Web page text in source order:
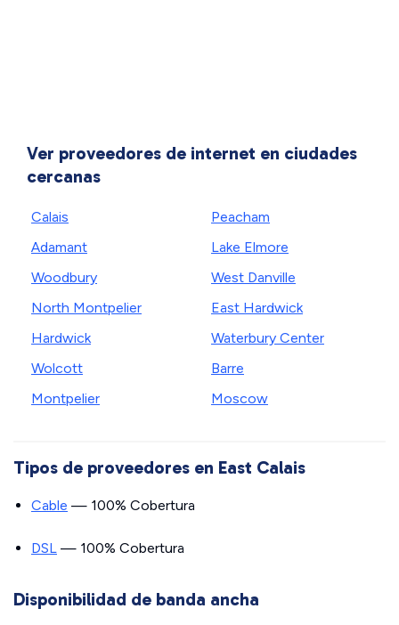
Ver proveedores de internet en ciudades
cercanas
Calais
Adamant
Woodbury
North Montpelier
Hardwick
Wolcott
Montpelier
Peacham
Lake Elmore
West Danville
East Hardwick
Waterbury Center
Barre
Moscow
Tipos de proveedores en East Calais
Cable — 100% Cobertura
DSL — 100% Cobertura
Disponibilidad de banda ancha